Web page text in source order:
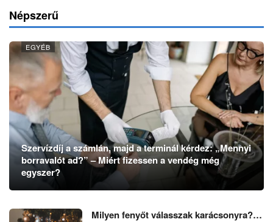
Népszerű
EGYÉB
Szervízdíj a számlán, majd a terminál kérdez: „Mennyi
borravalót ad?” – Miért fizessen a vendég még
egyszer?
Milyen fenyőt válasszak karácsonyra?…